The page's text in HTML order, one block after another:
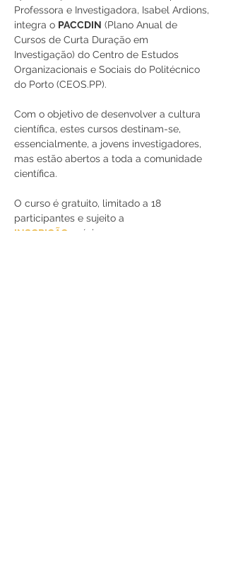
Professora e Investigadora, Isabel Ardions,
integra o PACCDIN (Plano Anual de
Cursos de Curta Duração em
Investigação) do Centro de Estudos
Organizacionais e Sociais do Politécnico
do Porto (CEOS.PP).
Com o objetivo de desenvolver a cultura
científica, estes cursos destinam-se,
essencialmente, a jovens investigadores,
mas estão abertos a toda a comunidade
científica.
O curso é gratuito, limitado a 18
participantes e sujeito a
INSCRIÇÃO
prévia.